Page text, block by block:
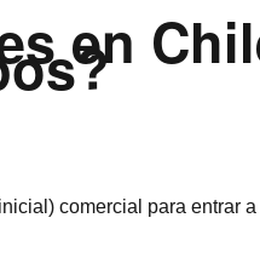
en
comercial para entrar